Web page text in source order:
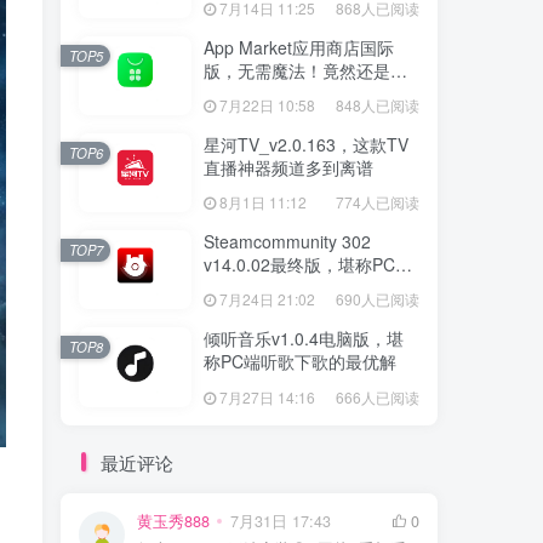
7月14日 11:25 868人已阅读
App Market应用商店国际
版，无需魔法！竟然还是大
厂出品？
7月22日 10:58 848人已阅读
TOP5
星河TV_v2.0.163，这款TV
直播神器频道多到离谱
8月1日 11:12 774人已阅读
TOP6
Steamcommunity 302
v14.0.02最终版，堪称PC玩
家必备的网络工具箱
7月24日 21:02 690人已阅读
TOP7
倾听音乐v1.0.4电脑版，堪
称PC端听歌下歌的最优解
7月27日 14:16 666人已阅读
TOP8
最近评论
黄玉秀888 7月31日 17:43
0